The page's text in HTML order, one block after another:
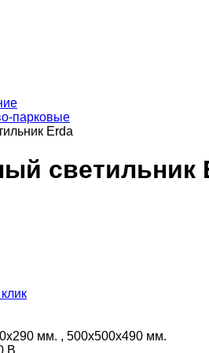
парковые
Erda
светильник
мм. , 500х500х490 мм.
В